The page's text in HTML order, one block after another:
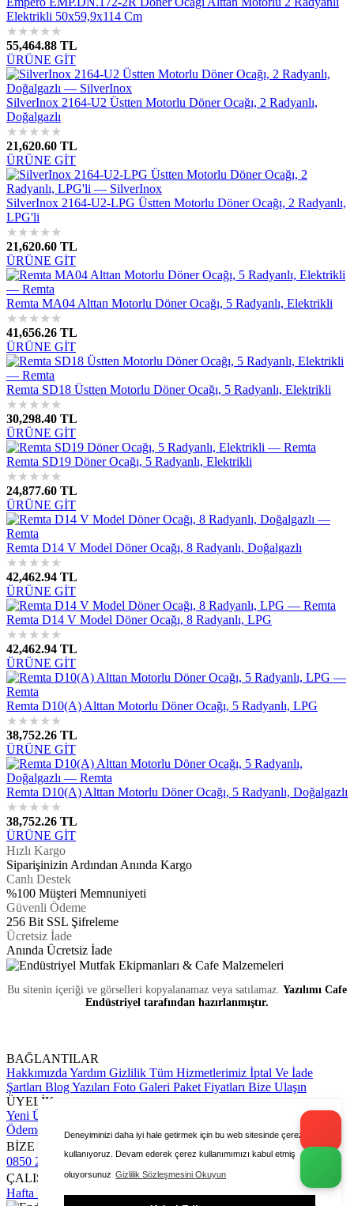
Deneyiminizi daha iyi hale getirmek için bu web sitesinde çerezleri
kullanıyoruz. Devam ederek çerez kullanımımızı kabul etmiş
oluyorsunuz Gizlilik Sözleşmesini Okuyun
Elektrikli 50x59,9x114 Cm
★★★★★
55,464.88 TL
ÜRÜNE GİT
SilverInox 2164-U2 Üstten Motorlu Döner Ocağı, 2 Radyanlı,
Doğalgazlı
★★★★★
21,620.60 TL
ÜRÜNE GİT
SilverInox 2164-U2-LPG Üstten Motorlu Döner Ocağı, 2 Radyanlı,
LPG'li
★★★★★
21,620.60 TL
ÜRÜNE GİT
Remta MA04 Alttan Motorlu Döner Ocağı, 5 Radyanlı, Elektrikli
★★★★★
41,656.26 TL
ÜRÜNE GİT
Remta SD18 Üstten Motorlu Döner Ocağı, 5 Radyanlı, Elektrikli
★★★★★
30,298.40 TL
ÜRÜNE GİT
Remta SD19 Döner Ocağı, 5 Radyanlı, Elektrikli
★★★★★
24,877.60 TL
ÜRÜNE GİT
Remta D14 V Model Döner Ocağı, 8 Radyanlı, Doğalgazlı
★★★★★
42,462.94 TL
ÜRÜNE GİT
Remta D14 V Model Döner Ocağı, 8 Radyanlı, LPG
★★★★★
42,462.94 TL
ÜRÜNE GİT
Remta D10(A) Alttan Motorlu Döner Ocağı, 5 Radyanlı, LPG
★★★★★
38,752.26 TL
ÜRÜNE GİT
Remta D10(A) Alttan Motorlu Döner Ocağı, 5 Radyanlı, Doğalgazlı
★★★★★
38,752.26 TL
ÜRÜNE GİT
Hızlı Kargo
Siparişinizin Ardından Anında Kargo
Canlı Destek
%100 Müşteri Memnuniyeti
Güvenli Ödeme
256 Bit SSL Şifreleme
Ücretsiz İade
Anında Ücretsiz İade
Bu sitenin içeriği ve görselleri kopyalanamaz veya satılamaz. Yazılımı Cafe
Endüstriyel tarafından hazırlanmıştır.
BAĞLANTILAR
Hakkımızda Yardım Gizlilik Tüm Hizmetlerimiz İptal Ve İade
Şartları Blog Yazıları Foto Galeri Paket Fiyatları Bize Ulaşın
ÜYELİK
Yeni Üyelik Formu
Hesap Numaralarımız
Ödeme Bildirimi Yapın Karşılaştırma Sayfası
BİZE ULAŞIN
0850 252 04 01cafeendustriyel@gmail.com
ÇALIŞMA SAATLERİ
Hafta İçi : 9.00 - 18.30Cumartesi : 11.00 - 16.00Pazar : Kapalı